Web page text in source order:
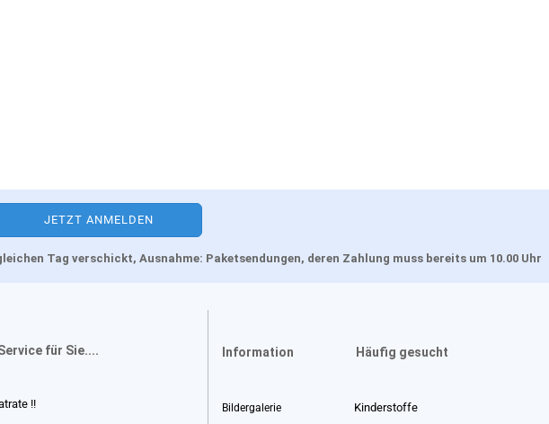
Tag verschickt, Ausnahme: Paketsendungen, deren Zahlung muss bereits um 10.00 Uhr
für Sie....
!!
Information Häufig gesucht
Bildergalerie Kinderstoffe